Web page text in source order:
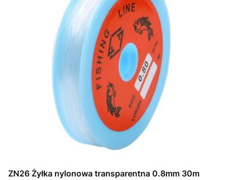
ZN26 Żyłka nylonowa transparentna 0.8mm 30m